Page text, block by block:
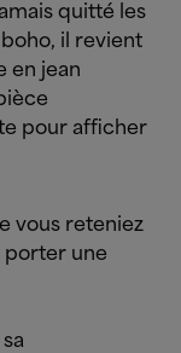
quitté les
il revient
en jean
pour afficher
vous reteniez
porter une